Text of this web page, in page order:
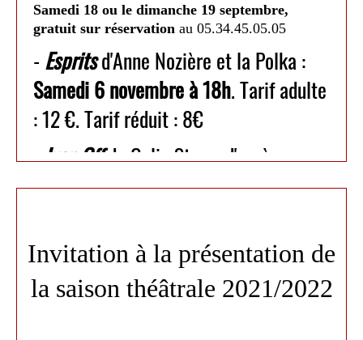
Samedi 13 mai à 18h30. Tarif unique 12€.
Inscription à la
médiathèque, 15 jours
; paiement préalable par
chèque uniquement à
Samedi 18 ou le dimanche 19 septembre,
gratuit sur réservation au 05.34.45.05.05
- Espritsd'Anne Nozière et la Polka :
Samedi 6 novembre à 18h. Tarif adulte
: 12 €. Tarif réduit : 8€
-Ivan Offde Galin Stoev, d'après
Ivanovd'Anton Tchekhov :Samedi 20
Tarif réduit : 12 €
-Les Hauts Plateaux- cirque, en
Invitation à la présentation de
la saison théâtrale 2021/2022